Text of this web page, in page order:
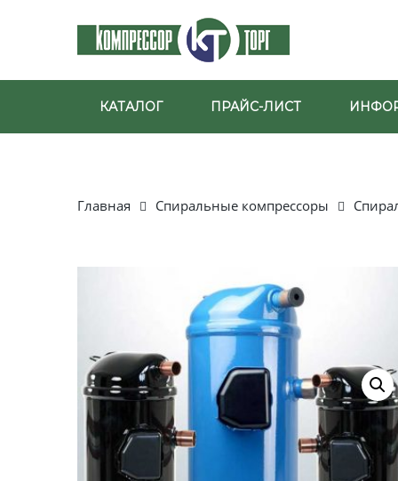
КАТАЛОГ ПРАЙС-ЛИСТ
Главная Спиральные компрессоры